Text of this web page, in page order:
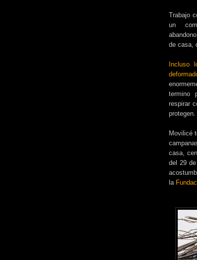
Trabajo
un
de casa,
Incluso
termino
respirar
protegen.
Movilicé
casa,
del 29
la